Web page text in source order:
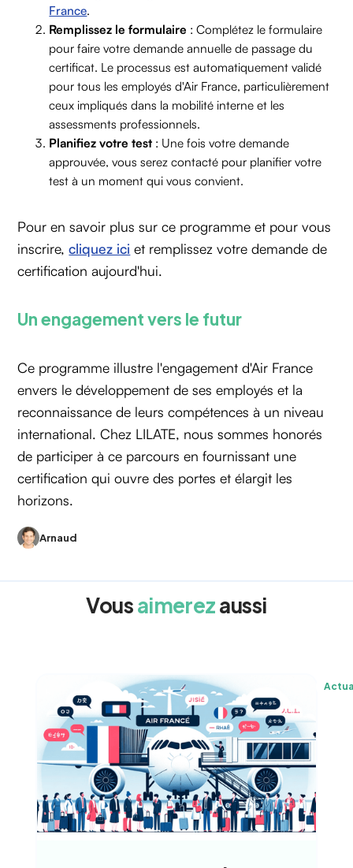
France.
Remplissez le formulaire : Complétez le formulaire
pour faire votre demande annuelle de passage du
certificat. Le processus est automatiquement validé
pour tous les employés d'Air France, particulièrement
ceux impliqués dans la mobilité interne et les
assessments professionnels.
Planifiez votre test : Une fois votre demande
approuvée, vous serez contacté pour planifier votre
test à un moment qui vous convient.
Pour en savoir plus sur ce programme et pour vous
inscrire,cliquez ici et remplissez votre demande de
certification aujourd'hui.
Un engagement vers le futur
Ce programme illustre l'engagement d'Air France
envers le développement de ses employés et la
reconnaissance de leurs compétences à un niveau
international. Chez LILATE, nous sommes honorés
de participer à ce parcours en fournissant une
certification qui ouvre des portes et élargit les
horizons.
Arnaud
Vousaimerezaussi